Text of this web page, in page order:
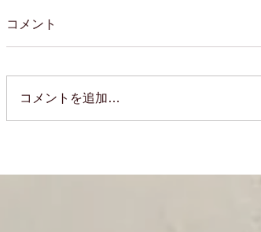
コメント
コメントを追加…